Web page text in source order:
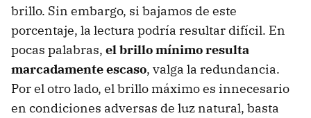
brillo. Sin embargo, si bajamos de este
porcentaje, la lectura podría resultar difícil. En
pocas palabras, el brillo mínimo resulta
marcadamente escaso, valga la redundancia.
Por el otro lado, el brillo máximo es innecesario
en condiciones adversas de luz natural, basta